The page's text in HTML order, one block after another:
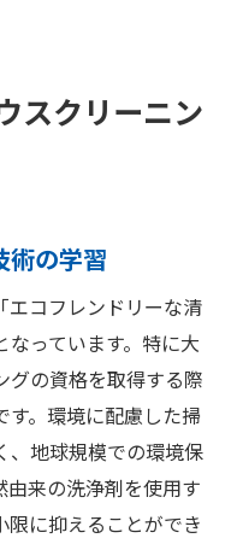
スクリーニン
術の学習
エコフレンドリーな清
っています。特に大
グの資格を取得する際
。環境に配慮した掃
、地球規模での環境保
来の洗浄剤を使用す
に抑えることができ